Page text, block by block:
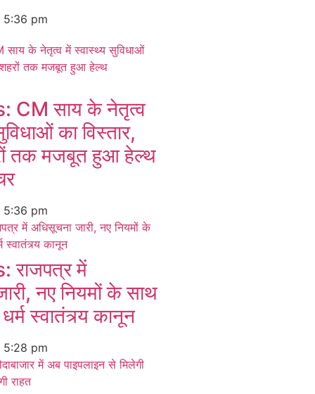
5:36 pm
CM साय के नेतृत्व
का विस्तार,
तक मजबूत हुआ हेल्थ
5:36 pm
राजपत्र में
नए नियमों के साथ
स्वातंत्र्य कानून
5:28 pm